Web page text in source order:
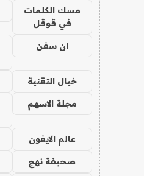
مسك الكلمات
في قوقل
ان سفن
خيال التقنية
مجلة الاسهم
عالم الايفون
صحيفة نهج